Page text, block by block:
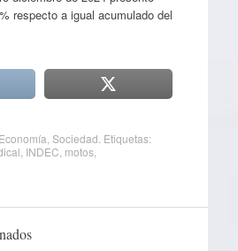
respecto a igual acumulado del
Economía Sociedad . Etiquetas:
INDEC motos,